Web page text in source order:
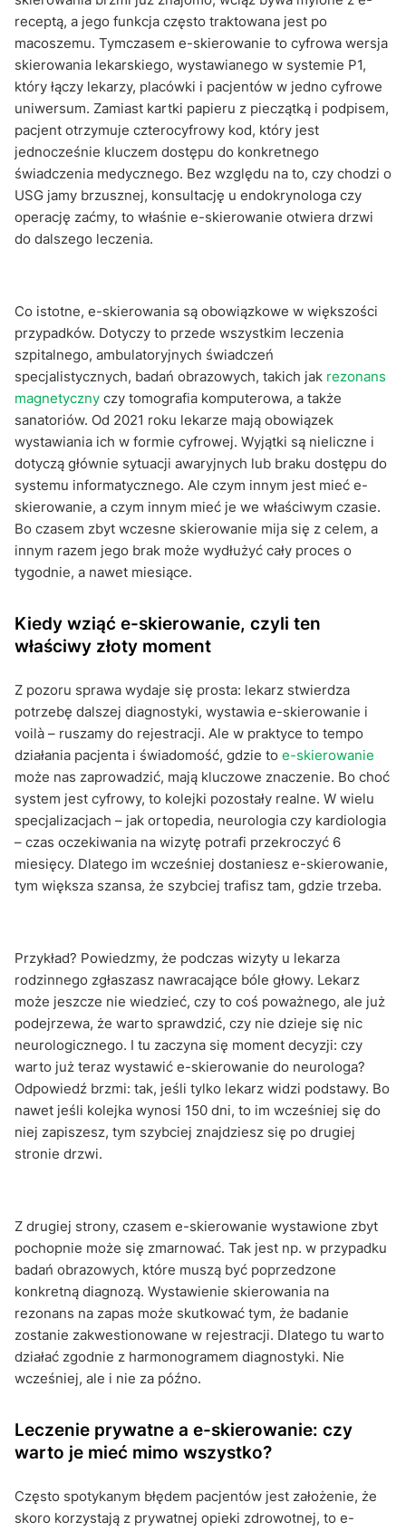
receptą, a jego funkcja często traktowana jest po
macoszemu. Tymczasem e-skierowanie to cyfrowa wersja
skierowania lekarskiego, wystawianego w systemie P1,
który łączy lekarzy, placówki i pacjentów w jedno cyfrowe
uniwersum. Zamiast kartki papieru z pieczątką i podpisem,
pacjent otrzymuje czterocyfrowy kod, który jest
jednocześnie kluczem dostępu do konkretnego
świadczenia medycznego. Bez względu na to, czy chodzi o
USG jamy brzusznej, konsultację u endokrynologa czy
operację zaćmy, to właśnie e-skierowanie otwiera drzwi
do dalszego leczenia.
Co istotne, e-skierowania są obowiązkowe w większości
przypadków. Dotyczy to przede wszystkim leczenia
szpitalnego, ambulatoryjnych świadczeń
specjalistycznych, badań obrazowych, takich jak rezonans
magnetyczny czy tomografia komputerowa, a także
sanatoriów. Od 2021 roku lekarze mają obowiązek
wystawiania ich w formie cyfrowej. Wyjątki są nieliczne i
dotyczą głównie sytuacji awaryjnych lub braku dostępu do
systemu informatycznego. Ale czym innym jest mieć e-
skierowanie, a czym innym mieć je we właściwym czasie.
Bo czasem zbyt wczesne skierowanie mija się z celem, a
innym razem jego brak może wydłużyć cały proces o
tygodnie, a nawet miesiące.
Kiedy wziąć e-skierowanie, czyli ten
właściwy złoty moment
Z pozoru sprawa wydaje się prosta: lekarz stwierdza
potrzebę dalszej diagnostyki, wystawia e-skierowanie i
voilà – ruszamy do rejestracji. Ale w praktyce to tempo
działania pacjenta i świadomość, gdzie to e-skierowanie
może nas zaprowadzić, mają kluczowe znaczenie. Bo choć
system jest cyfrowy, to kolejki pozostały realne. W wielu
specjalizacjach – jak ortopedia, neurologia czy kardiologia
– czas oczekiwania na wizytę potrafi przekroczyć 6
miesięcy. Dlatego im wcześniej dostaniesz e-skierowanie,
tym większa szansa, że szybciej trafisz tam, gdzie trzeba.
Przykład? Powiedzmy, że podczas wizyty u lekarza
rodzinnego zgłaszasz nawracające bóle głowy. Lekarz
może jeszcze nie wiedzieć, czy to coś poważnego, ale już
podejrzewa, że warto sprawdzić, czy nie dzieje się nic
neurologicznego. I tu zaczyna się moment decyzji: czy
warto już teraz wystawić e-skierowanie do neurologa?
Odpowiedź brzmi: tak, jeśli tylko lekarz widzi podstawy. Bo
nawet jeśli kolejka wynosi 150 dni, to im wcześniej się do
niej zapiszesz, tym szybciej znajdziesz się po drugiej
stronie drzwi.
Z drugiej strony, czasem e-skierowanie wystawione zbyt
pochopnie może się zmarnować. Tak jest np. w przypadku
badań obrazowych, które muszą być poprzedzone
konkretną diagnozą. Wystawienie skierowania na
rezonans na zapas może skutkować tym, że badanie
zostanie zakwestionowane w rejestracji. Dlatego tu warto
działać zgodnie z harmonogramem diagnostyki. Nie
wcześniej, ale i nie za późno.
Leczenie prywatne a e-skierowanie: czy
warto je mieć mimo wszystko?
Często spotykanym błędem pacjentów jest założenie, że
skoro korzystają z prywatnej opieki zdrowotnej, to e-